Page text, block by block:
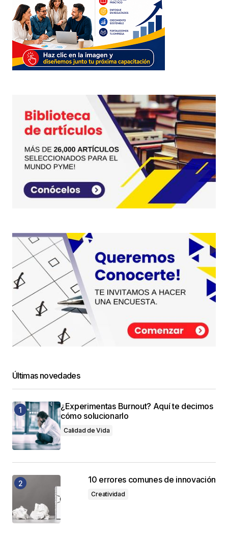
Últimas novedades
¿Experimentas Burnout? Aquí te decimos
cómo solucionarlo
Calidad de Vida
10 errores comunes de innovación
Creatividad